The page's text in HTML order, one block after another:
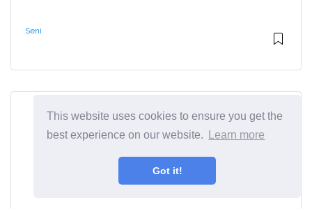
This website uses cookies to ensure you get the
best experience on our website.
Learn more
Got it!
Seni